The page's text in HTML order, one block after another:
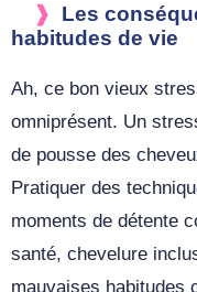
Les
habitudes de vie
Ah, ce bon vieux
omniprésent. Un
de pousse des
Pratiquer des
moments de détente
santé, chevelure
mauvaises habitudes